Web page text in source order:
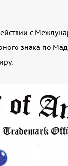
с
знака по